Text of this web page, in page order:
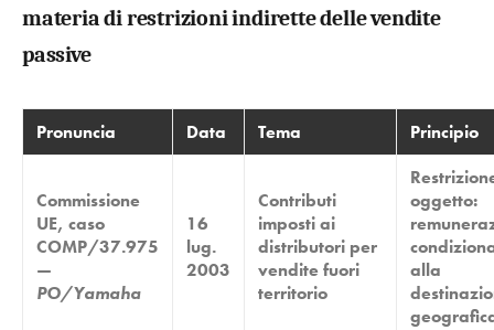
materia di restrizioni indirette delle vendite
passive
Pronuncia Data Tema Principio
Commissione
UE, caso
COMP/37.975
—
PO/Yamaha
16
lug.
2003
Contributi
imposti ai
distributori per
vendite fuori
territorio
oggetto:
alla